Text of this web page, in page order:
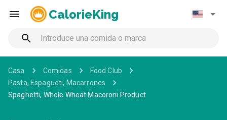
CalorieKing
Casa Comidas
Food Club
Pasta, Espagueti, Macarrones
Spaghetti, Whole Wheat Macoroni Product